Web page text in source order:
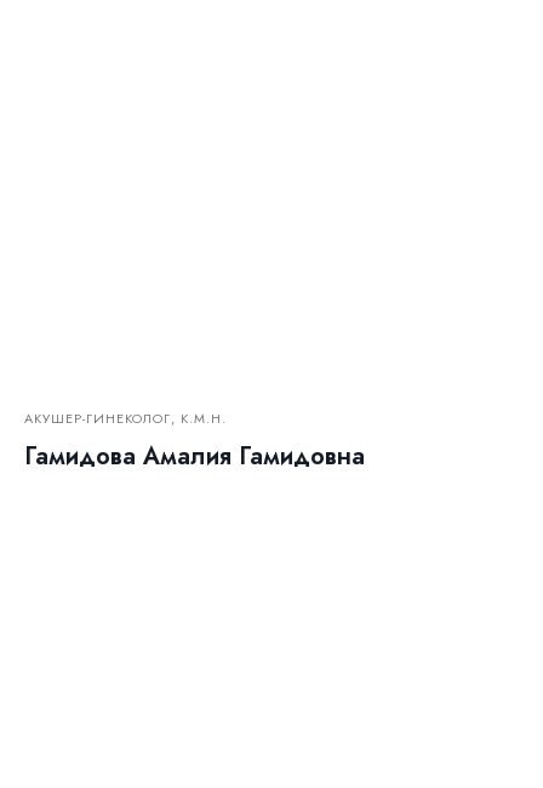
АКУШЕР-ГИНЕКОЛОГ, К.М.Н.
Гамидова Амалия Гамидовна